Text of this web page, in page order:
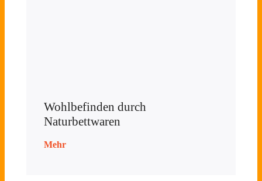
Wohlbefinden durch
Naturbettwaren
Mehr